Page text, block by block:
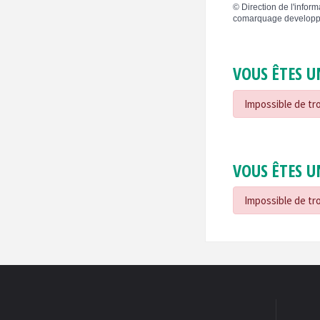
© Direction de
comarquage
VOUS ÊTES
Impossible de
VOUS ÊTES
Impossible de